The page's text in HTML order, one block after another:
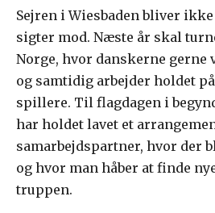
Sejren i Wiesbaden bliver
sigter mod. Næste år skal
Norge, hvor danskerne
og samtidig arbejder holdet
spillere. Til flagdagen i
har holdet lavet et
samarbejdspartner, hvor der
og hvor man håber at finde
truppen.